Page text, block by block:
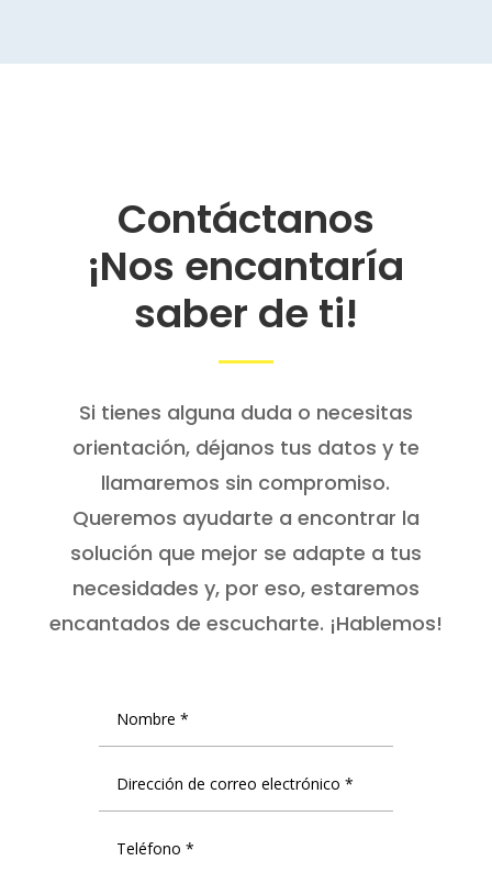
Contáctanos
¡Nos encantaría
saber de ti!
Si tienes alguna duda o necesitas
orientación, déjanos tus datos y te
llamaremos sin compromiso.
Queremos ayudarte a encontrar la
solución que mejor se adapte a tus
necesidades y, por eso, estaremos
encantados de escucharte. ¡Hablemos!